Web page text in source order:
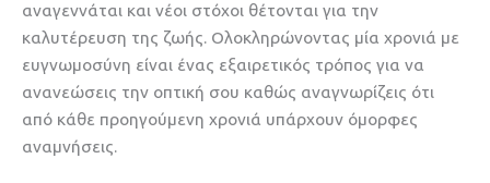
αναγεννάται και νέοι στόχοι θέτονται για την
καλυτέρευση της ζωής. Ολοκληρώνοντας μία χρονιά με
ευγνωμοσύνη είναι ένας εξαιρετικός τρόπος για να
ανανεώσεις την οπτική σου καθώς αναγνωρίζεις ότι
από κάθε προηγούμενη χρονιά υπάρχουν όμορφες
αναμνήσεις.